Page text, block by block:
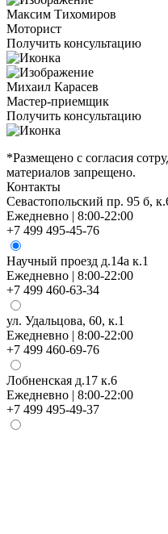
Максим Тихомиров
Моторист
Получить консультацию
Михаил Карасев
Мастер-приемщик
Получить консультацию
*Размещено с согласия
материалов запрещено.
Контакты
Севастопольский пр. 95 б,
Ежедневно | 8:00-22:00
+7 499 495-45-76
Научный проезд д.14а к.1
Ежедневно | 8:00-22:00
+7 499 460-63-34
ул. Удальцова, 60, к.1
Ежедневно | 8:00-22:00
+7 499 460-69-76
Лобненская д.17 к.6
Ежедневно | 8:00-22:00
+7 499 495-49-37